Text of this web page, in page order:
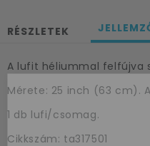
RÉSZLETEK
A lufit héliummal felfújva
Mérete: 25 inch (63 cm).
1 db lufi/csomag.
Cikkszám: ta317501